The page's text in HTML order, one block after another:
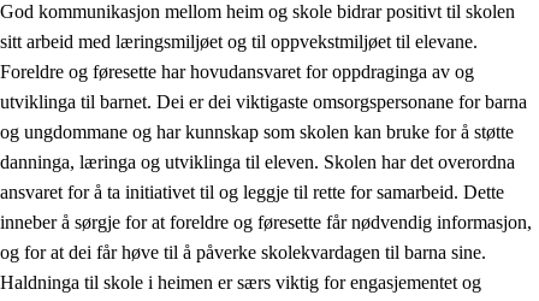
3. Prinsipp for praksisen i skolen
Eit inkluderande læringsmiljø
3.2 Undervisning og tilpassa opplæring
God kommunikasjon mellom heim og skole bidrar positivt til skolen
sitt arbeid med læringsmiljøet og til oppvekstmiljøet til elevane.
Foreldre og føresette har hovudansvaret for oppdraginga av og
utviklinga til barnet. Dei er dei viktigaste omsorgspersonane for barna
og ungdommane og har kunnskap som skolen kan bruke for å støtte
danninga, læringa og utviklinga til eleven. Skolen har det overordna
ansvaret for å ta initiativet til og leggje til rette for samarbeid. Dette
inneber å sørgje for at foreldre og føresette får nødvendig informasjon,
og for at dei får høve til å påverke skolekvardagen til barna sine.
Haldninga til skole i heimen er særs viktig for engasjementet og